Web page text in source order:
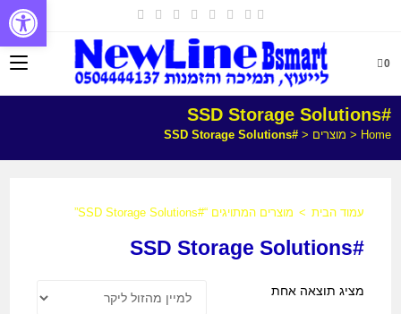
0
#SSD Storage Solutions
Home
< מוצרים <
#SSD Storage Solutions
עמוד הבית > מוצרים המתויגים “#SSD Storage Solutions”
#SSD Storage Solutions
מציג תוצאה אחת